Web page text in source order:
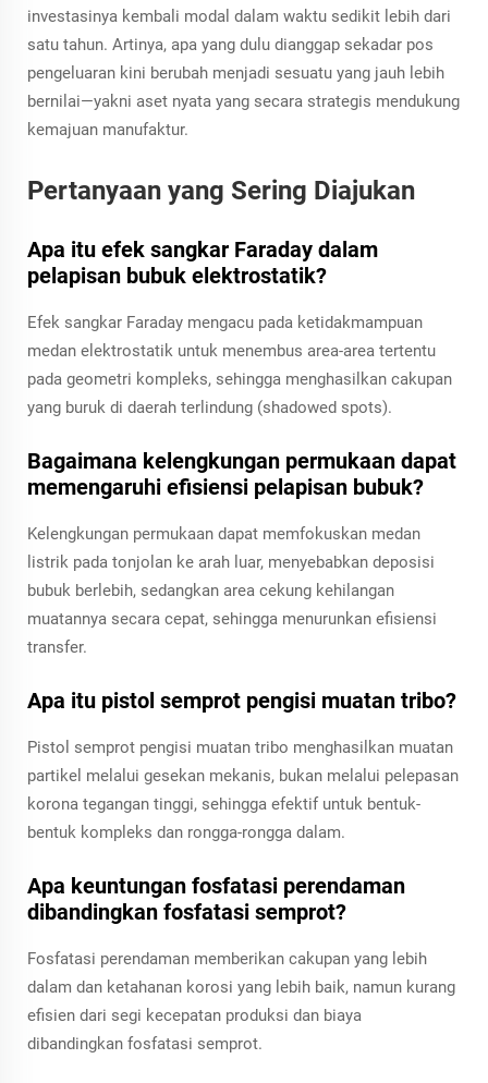
investasinya kembali modal dalam waktu sedikit lebih dari
satu tahun. Artinya, apa yang dulu dianggap sekadar pos
pengeluaran kini berubah menjadi sesuatu yang jauh lebih
bernilai—yakni aset nyata yang secara strategis mendukung
kemajuan manufaktur.
Pertanyaan yang Sering Diajukan
Apa itu efek sangkar Faraday dalam
pelapisan bubuk elektrostatik?
Efek sangkar Faraday mengacu pada ketidakmampuan
medan elektrostatik untuk menembus area-area tertentu
pada geometri kompleks, sehingga menghasilkan cakupan
yang buruk di daerah terlindung (shadowed spots).
Bagaimana kelengkungan permukaan dapat
memengaruhi efisiensi pelapisan bubuk?
Kelengkungan permukaan dapat memfokuskan medan
listrik pada tonjolan ke arah luar, menyebabkan deposisi
bubuk berlebih, sedangkan area cekung kehilangan
muatannya secara cepat, sehingga menurunkan efisiensi
transfer.
Apa itu pistol semprot pengisi muatan tribo?
Pistol semprot pengisi muatan tribo menghasilkan muatan
partikel melalui gesekan mekanis, bukan melalui pelepasan
korona tegangan tinggi, sehingga efektif untuk bentuk-
bentuk kompleks dan rongga-rongga dalam.
Apa keuntungan fosfatasi perendaman
dibandingkan fosfatasi semprot?
Fosfatasi perendaman memberikan cakupan yang lebih
dalam dan ketahanan korosi yang lebih baik, namun kurang
efisien dari segi kecepatan produksi dan biaya
dibandingkan fosfatasi semprot.